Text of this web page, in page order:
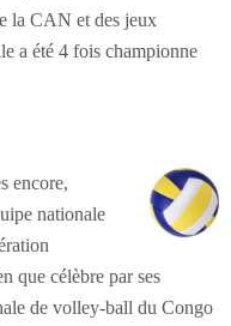
la CAN et des jeux
a été 4 fois championne
encore,
nationale
que célèbre par ses
de volley-ball du Congo